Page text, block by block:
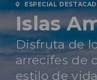
ESPECIAL
Islas
Disfruta de
arrecifes de
estilo de